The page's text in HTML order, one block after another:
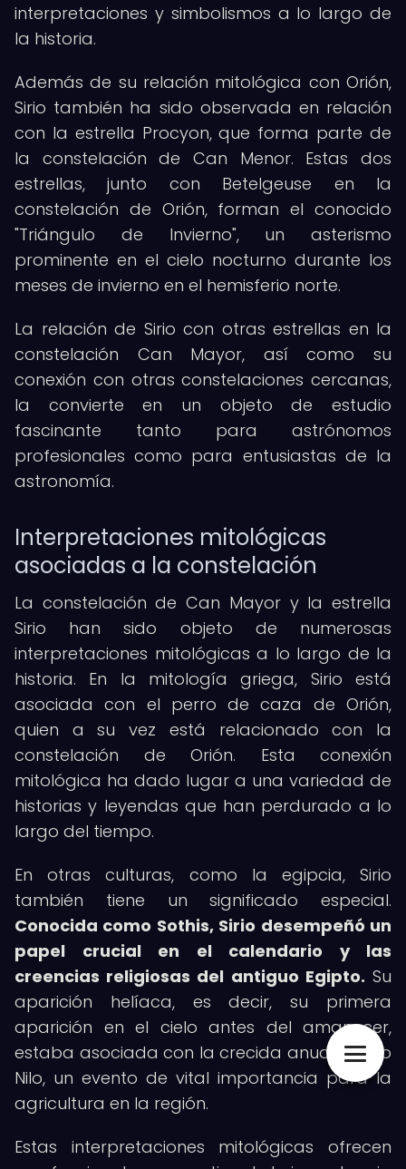
interpretaciones y simbolismos a lo largo de
la historia.
Además de su relación mitológica con Orión,
Sirio también ha sido observada en relación
con la estrella Procyon, que forma parte de
la constelación de Can Menor. Estas dos
estrellas, junto con Betelgeuse en la
constelación de Orión, forman el conocido
"Triángulo de Invierno", un asterismo
prominente en el cielo nocturno durante los
meses de invierno en el hemisferio norte.
La relación de Sirio con otras estrellas en la
constelación Can Mayor, así como su
conexión con otras constelaciones cercanas,
la convierte en un objeto de estudio
fascinante tanto para astrónomos
profesionales como para entusiastas de la
astronomía.
Interpretaciones mitológicas
asociadas a la constelación
La constelación de Can Mayor y la estrella
Sirio han sido objeto de numerosas
interpretaciones mitológicas a lo largo de la
historia. En la mitología griega, Sirio está
asociada con el perro de caza de Orión,
quien a su vez está relacionado con la
constelación de Orión. Esta conexión
mitológica ha dado lugar a una variedad de
historias y leyendas que han perdurado a lo
largo del tiempo.
En otras culturas, como la egipcia, Sirio
también tiene un significado especial.
Conocida como Sothis, Sirio desempeñó un
papel crucial en el calendario y las
creencias religiosas del antiguo Egipto. Su
aparición helíaca, es decir, su primera
aparición en el cielo antes del amanecer,
estaba asociada con la crecida anual del río
Nilo, un evento de vital importancia para la
agricultura en la región.
Estas interpretaciones mitológicas ofrecen